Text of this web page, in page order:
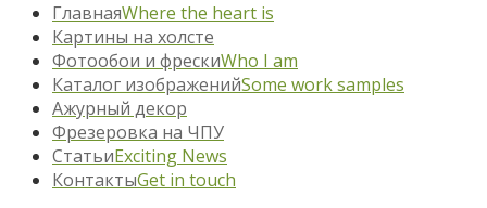
ГлавнаяWhere the heart is
Картины на холсте
Фотообои и фрескиWho I am
Каталог изображенийSome work samples
Ажурный декор
Фрезеровка на ЧПУ
СтатьиExciting News
КонтактыGet in touch